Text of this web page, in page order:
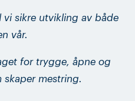
vi sikre utvikling av både
vår.
for trygge, åpne og
skaper mestring.